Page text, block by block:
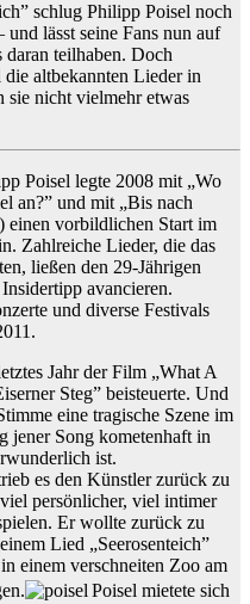
schlug Philipp Poisel noch
und lässt seine Fans nun auf
teilhaben. Doch
altbekannten Lieder in
nicht vielmehr etwas
Poisel legte 2008 mit „Wo
an?” und mit „Bis nach
einen vorbildlichen Start im
Zahlreiche Lieder, die das
ließen den 29-Jährigen
avancieren.
und diverse Festivals
Jahr der Film „What A
Steg” beisteuerte. Und
eine tragische Szene im
jener Song kometenhaft in
ist.
es den Künstler zurück zu
persönlicher, viel intimer
Er wollte zurück zu
Lied „Seerosenteich”
einem verschneiten Zoo am
Poisel mietete sich